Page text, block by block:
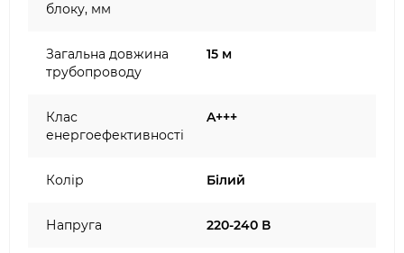
блоку, мм
Загальна довжина
трубопроводу
15 м
Клас
енергоефективності
A+++
Колір Білий
Напруга 220-240 В